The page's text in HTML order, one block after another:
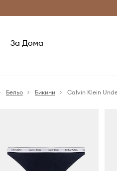
Безплатни
За Дома
Бельо Бикини Calvin Klein